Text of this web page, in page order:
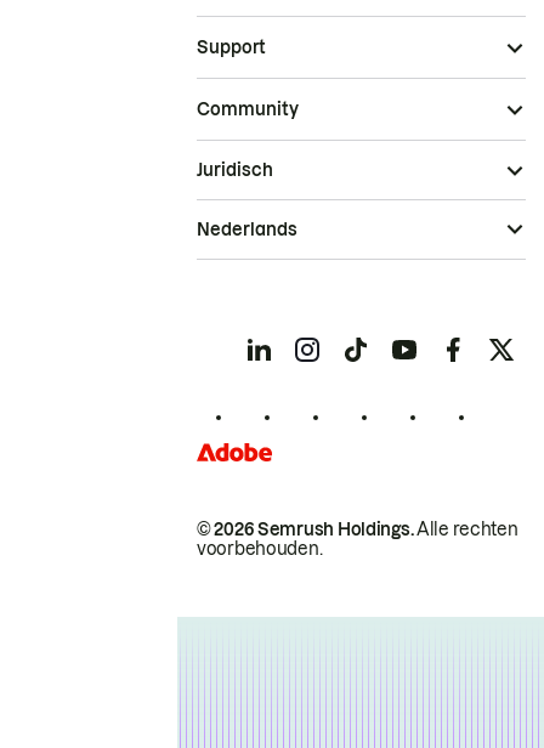
Support
Community
© 2026 Semrush Holdings.Alle rechten
voorbehouden.
Juridisch
Nederlands